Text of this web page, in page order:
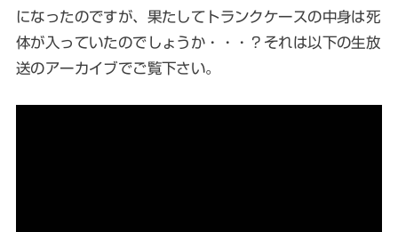
になったのですが、果たしてトランクケースの中身は死
体が入っていたのでしょうか・・・？それは以下の生放
送のアーカイブでご覧下さい。